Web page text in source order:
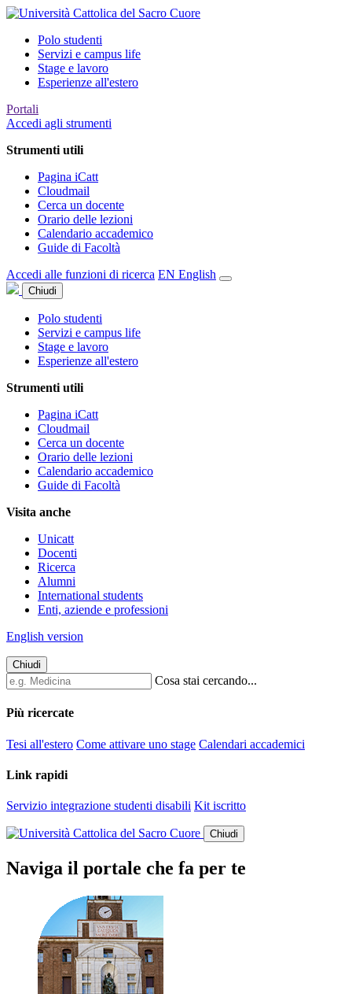
Polo studenti
Servizi e campus life
Stage e lavoro
Esperienze all'estero
Portali
Accedi agli strumenti
Strumenti utili
Pagina iCatt
Cloudmail
Cerca un docente
Orario delle lezioni
Calendario accademico
Guide di Facoltà
Accedi alle funzioni di ricerca EN English
Chiudi
Polo studenti
Servizi e campus life
Stage e lavoro
Esperienze all'estero
Strumenti utili
Pagina iCatt
Cloudmail
Cerca un docente
Orario delle lezioni
Calendario accademico
Guide di Facoltà
Visita anche
Unicatt
Docenti
Ricerca
Alumni
International students
Enti, aziende e professioni
English version
Chiudi
Cosa stai cercando...
Più ricercate
Tesi all'estero Come attivare uno stage Calendari accademici
Link rapidi
Servizio integrazione studenti disabili Kit iscritto
Chiudi
Naviga il portale che fa per te